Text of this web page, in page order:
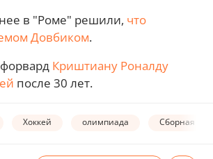
в "Роме" решили, что
Довбиком.
Криштиану Роналду
после 30 лет.
Хоккей олимпиада Сборная